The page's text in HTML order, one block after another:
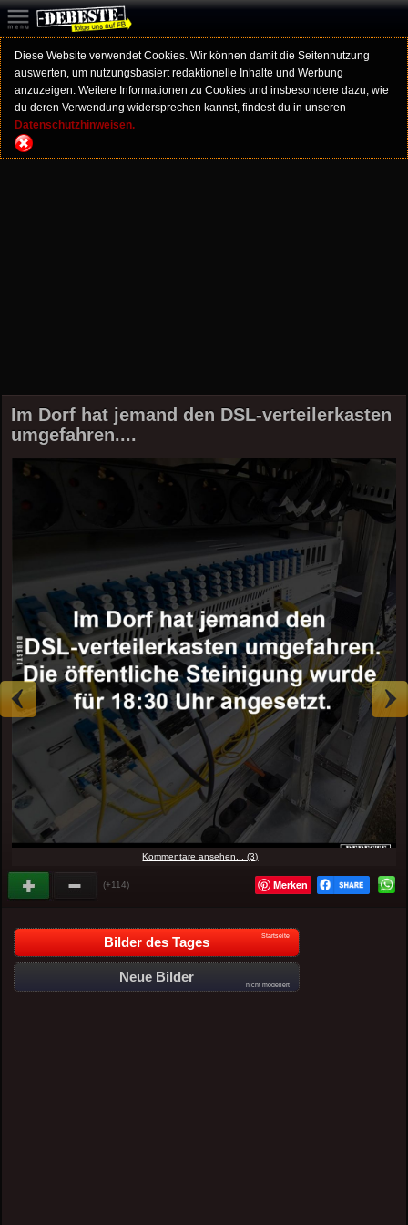
Diese Website verwendet Cookies. Wir können damit die Seitennutzung
auswerten, um nutzungsbasiert redaktionelle Inhalte und Werbung
anzuzeigen. Weitere Informationen zu Cookies und insbesondere dazu, wie
du deren Verwendung widersprechen kannst, findest du in unseren
Datenschutzhinweisen.
Im Dorf hat jemand den DSL-verteilerkasten
umgefahren....
Kommentare ansehen... (3)
(+114) Merken
Bilder des Tages Startseite
Neue Bilder
nicht moderiert